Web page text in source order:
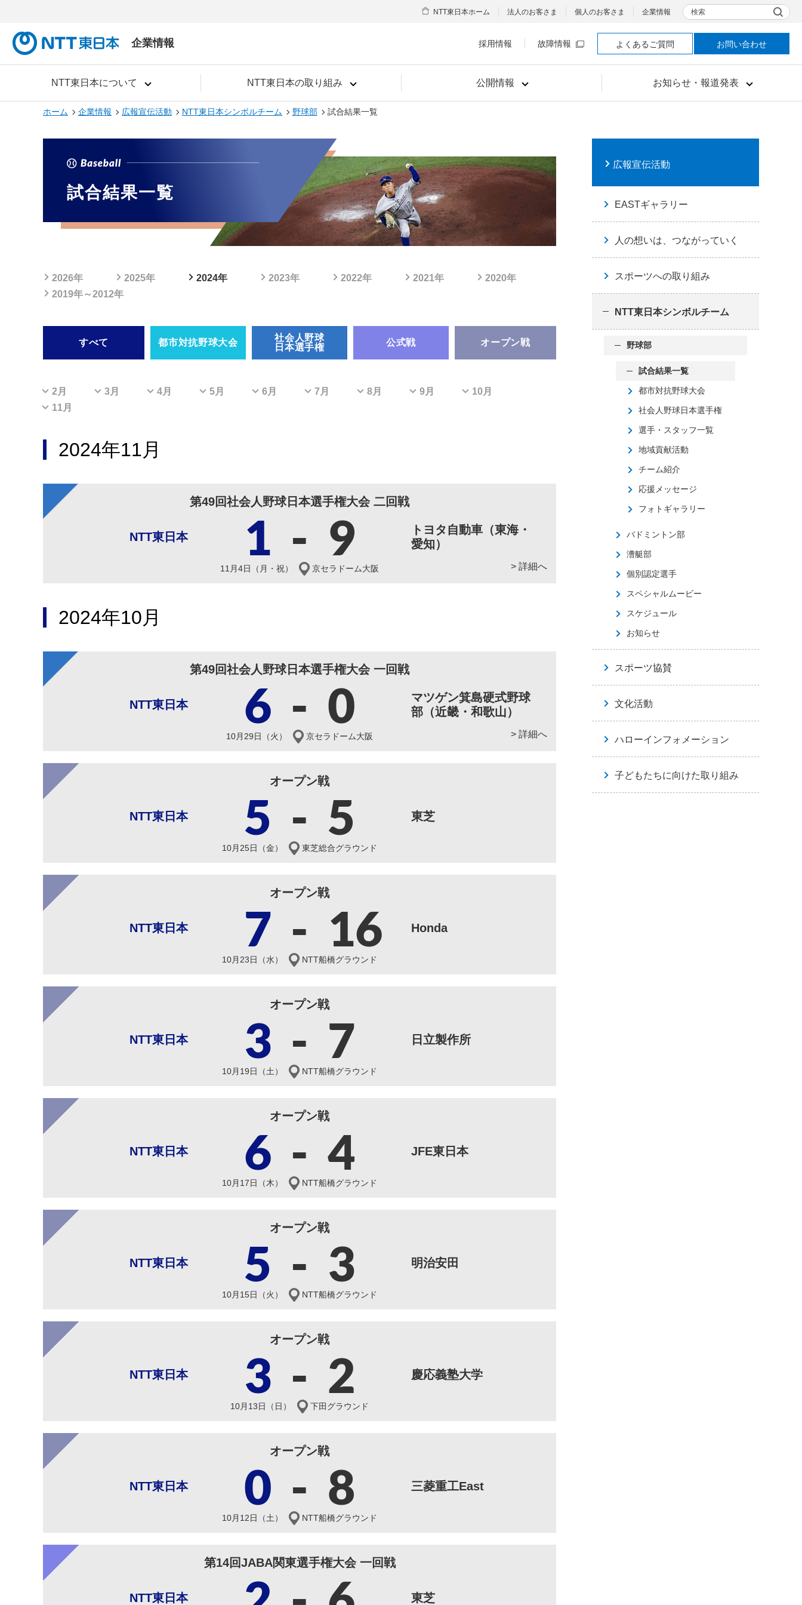
企業情報
NTT東日本について NTT東日本の取り組み 公開情報 お知らせ・報道発表
NTT東日本ホーム 法人のお客さま 個人のお客さま 企業情報 検索
採用情報 故障情報 よくあるご質問 お問い合わせ
ホーム 企業情報 広報宣伝活動 NTT東日本シンボルチーム 野球部 試合結果一覧
試合結果一覧
2026年 2025年 2024年 2023年 2022年 2021年
2020年
2019年～2012年
すべて 都市対抗野球大会
社会人野球
日本選手権
公式戦 オープン戦
2月 3月 4月 5月 6月 7月 8月 9月
10月
11月
2024年11月
第49回社会人野球日本選手権大会 二回戦
NTT東日本 1 - 9
トヨタ自動車（東海・
愛知）
11月4日（月・祝） 京セラドーム大阪 > 詳細へ
2024年10月
第49回社会人野球日本選手権大会 一回戦
NTT東日本 6 - 0
マツゲン箕島硬式野球
部（近畿・和歌山）
10月29日（火） 京セラドーム大阪 > 詳細へ
オープン戦
NTT東日本 5 - 5 東芝
10月25日（金） 東芝総合グラウンド
オープン戦
NTT東日本 7 - 16 Honda
10月23日（水） NTT船橋グラウンド
オープン戦
NTT東日本 3 - 7 日立製作所
10月19日（土） NTT船橋グラウンド
オープン戦
NTT東日本 6 - 4 JFE東日本
10月17日（木） NTT船橋グラウンド
オープン戦
NTT東日本 5 - 3 明治安田
10月15日（火） NTT船橋グラウンド
オープン戦
NTT東日本 3 - 2 慶応義塾大学
10月13日（日） 下田グラウンド
オープン戦
NTT東日本 0 - 8 三菱重工East
10月12日（土） NTT船橋グラウンド
第14回JABA関東選手権大会 一回戦
NTT東日本 東芝
広報宣伝活動
EASTギャラリー
人の想いは、つながっていく
スポーツへの取り組み
NTT東日本シンボルチーム
野球部
試合結果一覧
都市対抗野球大会
社会人野球日本選手権
選手・スタッフ一覧
地域貢献活動
チーム紹介
応援メッセージ
フォトギャラリー
バドミントン部
漕艇部
個別認定選手
スペシャルムービー
スケジュール
お知らせ
スポーツ協賛
文化活動
ハローインフォメーション
子どもたちに向けた取り組み